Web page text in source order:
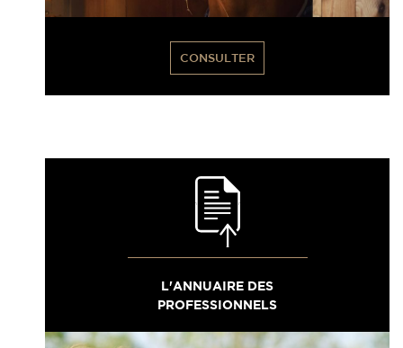
CONSULTER
L'ANNUAIRE DES
PROFESSIONNELS